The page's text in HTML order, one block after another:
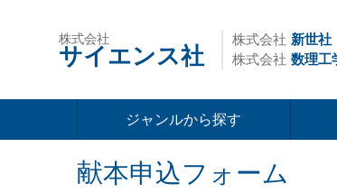
株式会社
サイエンス社
株式会社 新世社
株式会社 数理工
ジャンルから探す
献本申込フォーム